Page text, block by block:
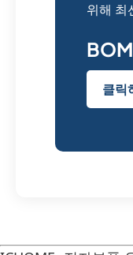
위해 최
클릭